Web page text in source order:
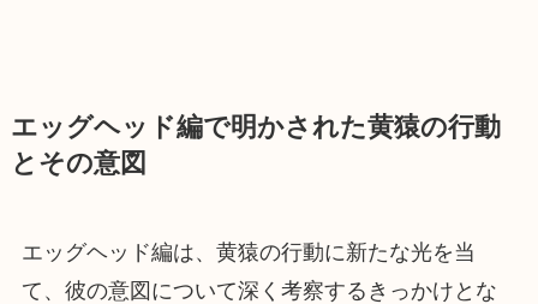
エッグヘッド編で明かされた黄猿の行動
とその意図
エッグヘッド編は、黄猿の行動に新たな光を当
て、彼の意図について深く考察するきっかけとな